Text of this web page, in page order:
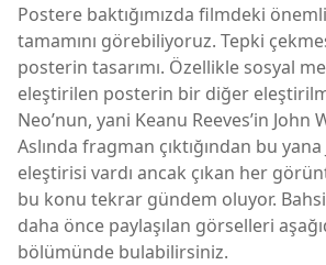
Postere baktığımızda filmdeki
tamamını görebiliyoruz. Tepki
posterin tasarımı. Özellikle sosyal
eleştirilen posterin bir diğer
Neo’nun, yani Keanu Reeves’in John
Aslında fragman çıktığından bu
eleştirisi vardı ancak çıkan her
bu konu tekrar gündem oluyor.
daha önce paylaşılan görselleri
bölümünde bulabilirsiniz.